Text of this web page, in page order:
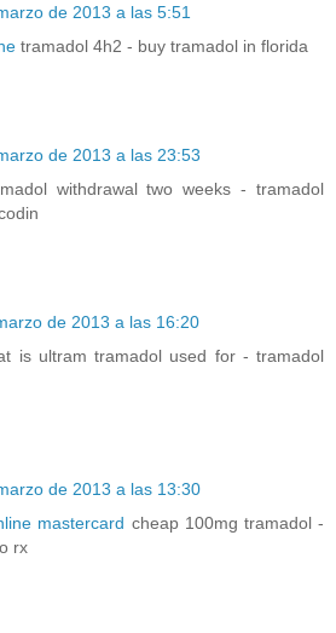
de 2013 a las 5:51
tramadol 4h2 - buy tramadol in florida
de 2013 a las 23:53
withdrawal two weeks - tramadol
de 2013 a las 16:20
is ultram tramadol used for - tramadol
de 2013 a las 13:30
mastercard cheap 100mg tramadol -
rx